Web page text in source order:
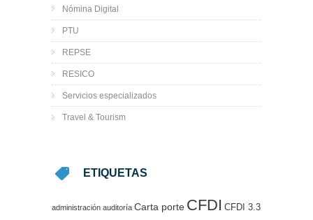
Nómina Digital
PTU
REPSE
RESICO
Servicios especializados
Travel & Tourism
ETIQUETAS
administración auditoría Carta porte CFDI CFDI 3.3